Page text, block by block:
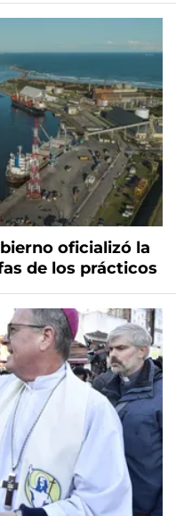
oficializó la
de los prácticos